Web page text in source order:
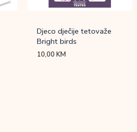
Djeco dječije tetovaže
Bright birds
10,00KM